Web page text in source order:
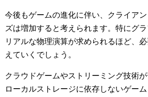
今後もゲームの進化に伴い、クライア
ズは増加すると考えられます。特にグ
リアルな物理演算が求められるほど、
えていくでしょう。
クラウドゲームやストリーミング技術が
ローカルストレージに依存しないゲー